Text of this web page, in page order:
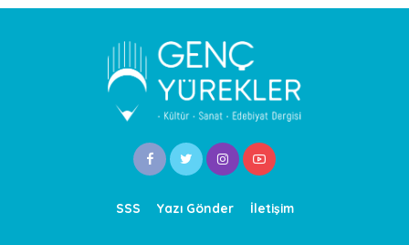
SSS Yazı Gönder İletişim